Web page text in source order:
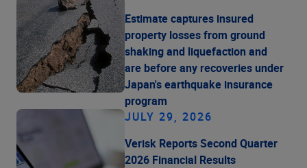
Estimate captures insured
property losses from ground
shaking and liquefaction and
are before any recoveries under
Japan's earthquake insurance
program
JULY 29, 2026
Verisk Reports Second Quarter
2026 Financial Results